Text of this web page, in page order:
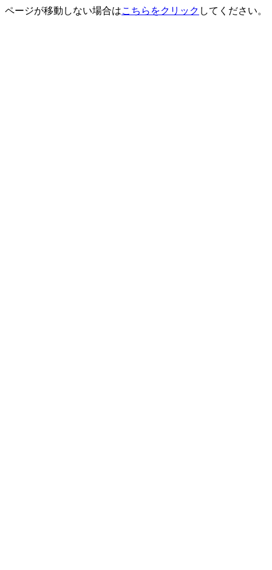
ページが移動しない場合はこちらをクリック してください。